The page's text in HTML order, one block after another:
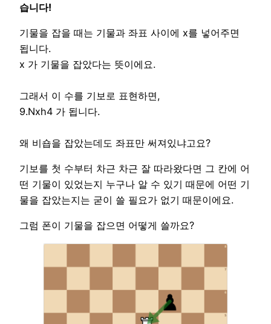
습니다!
기물을 잡을 때는 기물과 좌표 사이에 x를 넣어주면
됩니다.
x 가 기물을 잡았다는 뜻이에요.
그래서 이 수를 기보로 표현하면,
9.Nxh4 가 됩니다.
왜 비숍을 잡았는데도 좌표만 써져있냐고요?
기보를 첫 수부터 차근 차근 잘 따라왔다면 그 칸에 어
떤 기물이 있었는지 누구나 알 수 있기 때문에 어떤 기
물을 잡았는지는 굳이 쓸 필요가 없기 때문이에요.
그럼 폰이 기물을 잡으면 어떻게 쓸까요?